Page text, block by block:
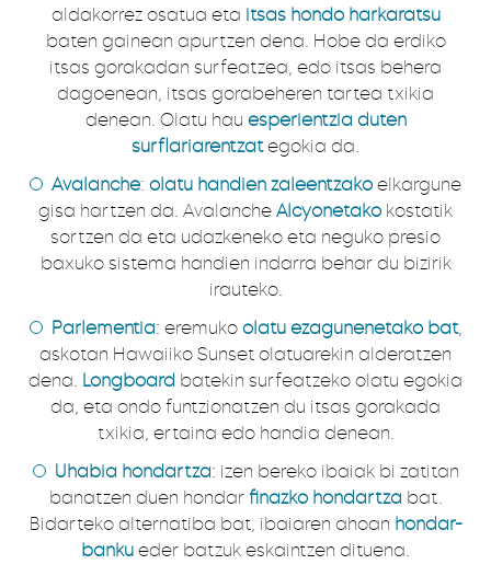
aldakorrez osatua eta itsas hondo harkaratsu
baten gainean apurtzen dena. Hobe da erdiko
itsas gorakadan surfeatzea, edo itsas behera
dagoenean, itsas gorabeheren tartea txikia
denean. Olatu hau esperientzia duten
surflariarentzategokia da.
Avalanche: olatu handien zaleentzako elkargune
gisa hartzen da. Avalanche Alcyonetako kostatik
sortzen da eta udazkeneko eta neguko presio
baxuko sistema handien indarra behar du bizirik
irauteko.
Parlementia: eremuko olatu ezagunenetako bat,
askotan Hawaiiko Sunset olatuarekin alderatzen
dena. Longboard batekin surfeatzeko olatu egokia
da, eta ondo funtzionatzen du itsas gorakada
txikia, ertaina edo handia denean.
Uhabia hondartza: izen bereko ibaiak bi zatitan
banatzen duen hondar finazko hondartza bat.
Bidarteko alternatiba bat, ibaiaren ahoan hondar-
banku eder batzuk eskaintzen dituena.